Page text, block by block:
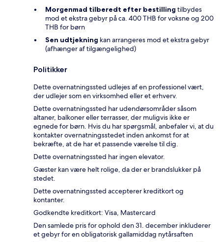
Morgenmad tilberedt efter bestilling tilbydes
mod et ekstra gebyr på ca. 400 THB for voksne og 200
THB for børn
Sen udtjekning kan arrangeres mod et ekstra gebyr
(afhænger af tilgængelighed)
Politikker
Dette overnatningssted udlejes af en professionel vært,
der udlejer som en virksomhed eller et erhverv.
Dette overnatningssted har udendørsområder såsom
altaner, balkoner eller terrasser, der muligvis ikke er
egnede for børn. Hvis du har spørgsmål, anbefaler vi, at du
kontakter overnatningsstedet inden ankomst for at
bekræfte, at de har et passende værelse til dig.
Dette overnatningssted har ingen elevator.
Gæster kan være helt rolige, da der er brandslukker på
stedet.
Dette overnatningssted accepterer kreditkort og
kontanter.
Godkendte kreditkort: Visa, Mastercard
Den samlede pris for ophold den 31. december inkluderer
et gebyr for en obligatorisk gallamiddag nytårsaften